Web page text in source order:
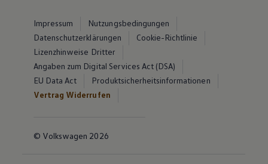
Impressum
Nutzungsbedingungen
Datenschutzerklärungen
Cookie-Richtlinie
Lizenzhinweise Dritter
Angaben zum Digital Services Act (DSA)
EU Data Act
Produktsicherheitsinformationen
Vertrag Widerrufen
© Volkswagen 2026